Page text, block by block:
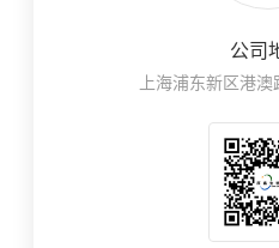
公司
上海浦东新区港